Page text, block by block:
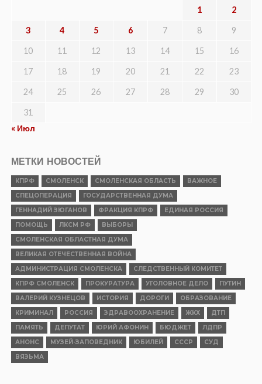
1 2
3 4 5 6 7 8 9
10 11 12 13 14 15 16
17 18 19 20 21 22 23
24 25 26 27 28 29 30
31
« Июл
МЕТКИ НОВОСТЕЙ
КПРФ СМОЛЕНСК СМОЛЕНСКАЯ ОБЛАСТЬ
ВАЖНОЕ
СПЕЦОПЕРАЦИЯ
ГОСУДАРСТВЕННАЯ ДУМА
ГЕННАДИЙ ЗЮГАНОВ
ФРАКЦИЯ КПРФ
ЕДИНАЯ РОССИЯ
ПОМОЩЬ
ЛКСМ РФ
ВЫБОРЫ
СМОЛЕНСКАЯ ОБЛАСТНАЯ ДУМА
ВЕЛИКАЯ ОТЕЧЕСТВЕННАЯ ВОЙНА
АДМИНИСТРАЦИЯ СМОЛЕНСКА
СЛЕДСТВЕННЫЙ КОМИТЕТ
КПРФ СМОЛЕНСК
ПРОКУРАТУРА УГОЛОВНОЕ ДЕЛО
ПУТИН
ВАЛЕРИЙ КУЗНЕЦОВ
ИСТОРИЯ ДОРОГИ
ОБРАЗОВАНИЕ
КРИМИНАЛ
РОССИЯ ЗДРАВООХРАНЕНИЕ ЖКХ
ДТП
ПАМЯТЬ
ДЕПУТАТ ЮРИЙ АФОНИН БЮДЖЕТ
ЛДПР
АНОНС
МУЗЕЙ-ЗАПОВЕДНИК ЮБИЛЕЙ СССР
СУД
ВЯЗЬМА